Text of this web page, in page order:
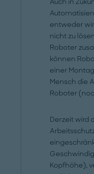
Auch in
entweder
nicht zu
Roboter
können
einer
Mensch die
Roboter
Derzeit wird
Kopfhöhe),